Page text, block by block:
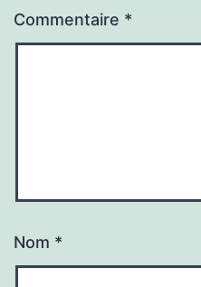
Commentaire *
Nom *